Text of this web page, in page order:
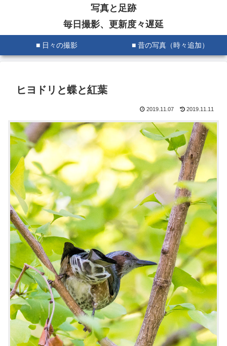
写真と足跡
毎日撮影、更新度々遅延
■ 日々の撮影 ■ 昔の写真（時々追加）
ヒヨドリと蝶と紅葉
2019.11.07 2019.11.11